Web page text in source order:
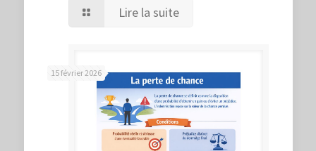
Lire la suite
15 février 2026